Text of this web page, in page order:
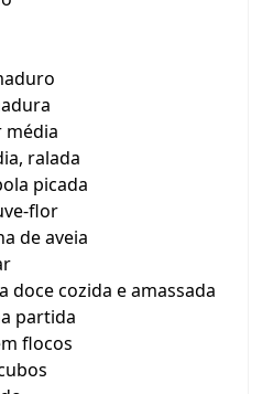
média
ralada
picada
flor
de aveia
doce cozida e amassada
partida
flocos